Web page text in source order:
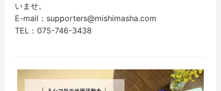
いませ。
E-mail：supporters@mishimasha.com
TEL：075-746-3438